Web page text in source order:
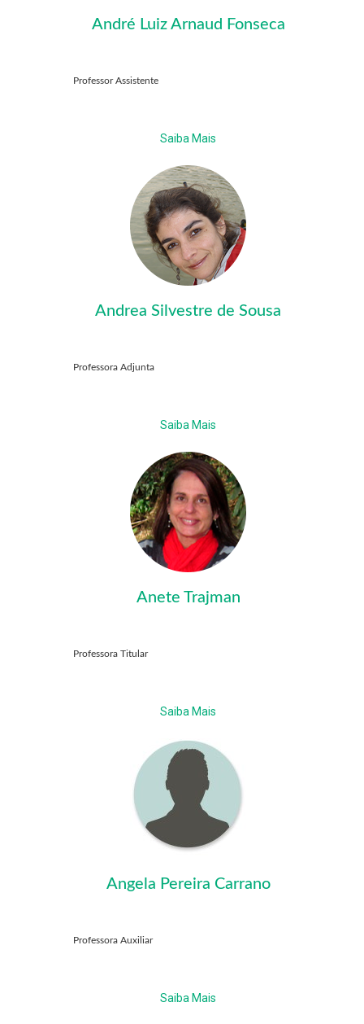
André Luiz Arnaud Fonseca
Professor Assistente
Saiba Mais
Andrea Silvestre de Sousa
Professora Adjunta
Saiba Mais
Anete Trajman
Professora Titular
Saiba Mais
Angela Pereira Carrano
Professora Auxiliar
Saiba Mais